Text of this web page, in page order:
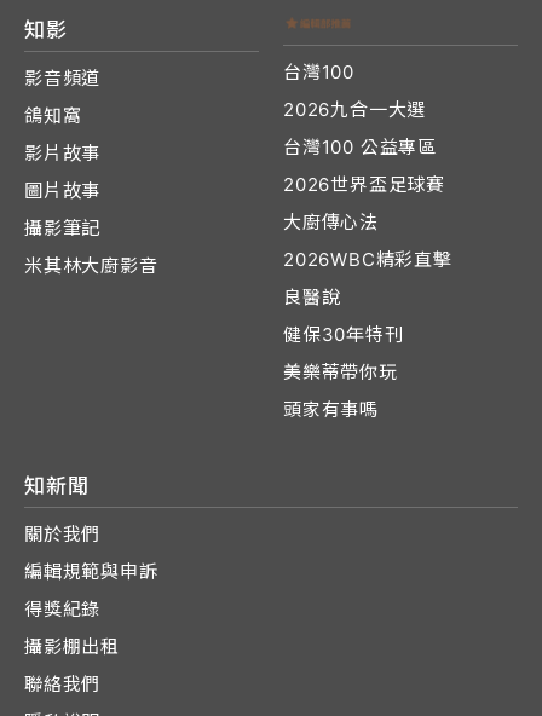
知影
影音頻道
鴿知窩
影片故事
圖片故事
攝影筆記
米其林大廚影音
台灣100
2026九合一大選
台灣100 公益專區
2026世界盃足球賽
大廚傳心法
2026WBC精彩直擊
良醫說
健保30年特刊
美樂蒂帶你玩
頭家有事嗎
知新聞
關於我們
編輯規範與申訴
得獎紀錄
攝影棚出租
聯絡我們